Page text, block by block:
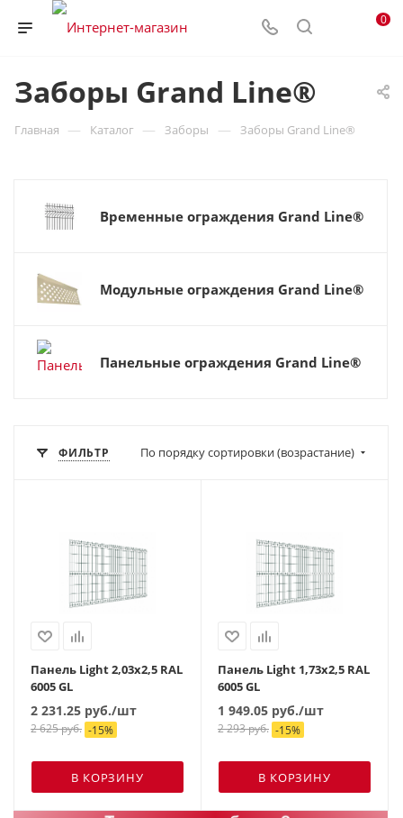
0
Заборы Grand Line®
Главная — Каталог — Заборы — Заборы Grand Line®
Временные ограждения Grand Line®
Модульные ограждения Grand Line®
Панельные ограждения Grand Line®
ФИЛЬТР По порядку сортировки (возрастание)
Панель Light 2,03х2,5 RAL
6005 GL
2 231.25 руб./шт
2 625руб. -15%
В КОРЗИНУ
Панель Light 1,73х2,5 RAL
6005 GL
1 949.05 руб./шт
2 293руб. -15%
В КОРЗИНУ